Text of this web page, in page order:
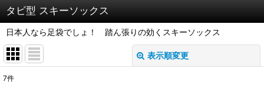
タビ型 スキーソックス
日本人なら足袋でしょ！ 踏ん張りの効くスキーソックス
表示順変更
7件